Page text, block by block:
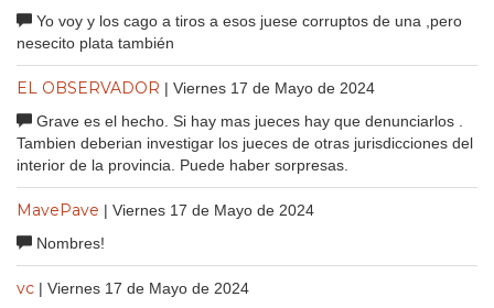
Yo voy y los cago a tiros a esos juese corruptos de una ,pero
nesecito plata también
EL OBSERVADOR | Viernes 17 de Mayo de 2024
Grave es el hecho. Si hay mas jueces hay que denunciarlos .
Tambien deberian investigar los jueces de otras jurisdicciones del
interior de la provincia. Puede haber sorpresas.
MavePave | Viernes 17 de Mayo de 2024
Nombres!
vc | Viernes 17 de Mayo de 2024